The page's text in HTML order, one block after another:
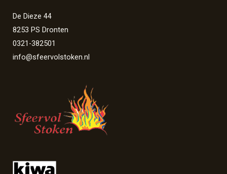
De Dieze 44
8253 PS Dronten
0321-382501
info@sfeervolstoken.nl